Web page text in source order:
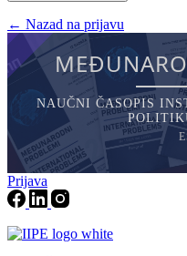
← Nazad na prijavu
NAUČNI ČASOPIS
Prijava